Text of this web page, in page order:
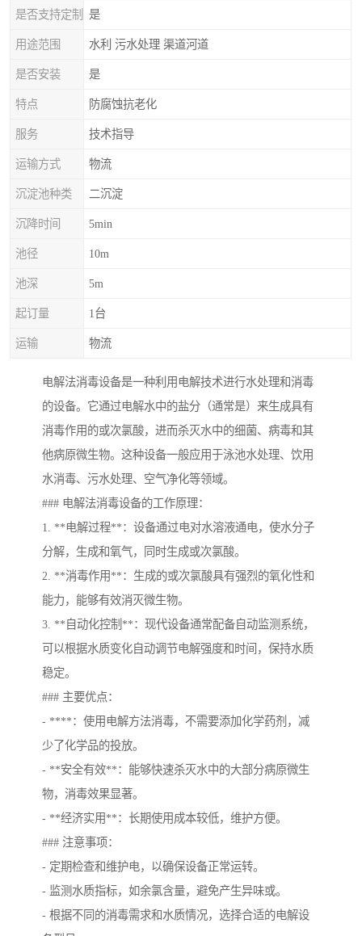
是否支持定制 是
用途范围 水利 污水处理 渠道河道
是否安装 是
特点 防腐蚀抗老化
服务 技术指导
运输方式 物流
沉淀池种类 二沉淀
沉降时间 5min
池径 10m
池深 5m
起订量 1台
运输 物流
电解法消毒设备是一种利用电解技术进行水处理和消毒
的设备。它通过电解水中的盐分（通常是）来生成具有
消毒作用的或次氯酸，进而杀灭水中的细菌、病毒和其
他病原微生物。这种设备一般应用于泳池水处理、饮用
水消毒、污水处理、空气净化等领域。
### 电解法消毒设备的工作原理：
1. **电解过程**：设备通过电对水溶液通电，使水分子
分解，生成和氧气，同时生成或次氯酸。
2. **消毒作用**：生成的或次氯酸具有强烈的氧化性和
能力，能够有效消灭微生物。
3. **自动化控制**：现代设备通常配备自动监测系统，
可以根据水质变化自动调节电解强度和时间，保持水质
稳定。
### 主要优点：
- ****：使用电解方法消毒，不需要添加化学药剂，减
少了化学品的投放。
- **安全有效**：能够快速杀灭水中的大部分病原微生
物，消毒效果显著。
- **经济实用**：长期使用成本较低，维护方便。
### 注意事项：
- 定期检查和维护电，以确保设备正常运转。
- 监测水质指标，如余氯含量，避免产生异味或。
- 根据不同的消毒需求和水质情况，选择合适的电解设